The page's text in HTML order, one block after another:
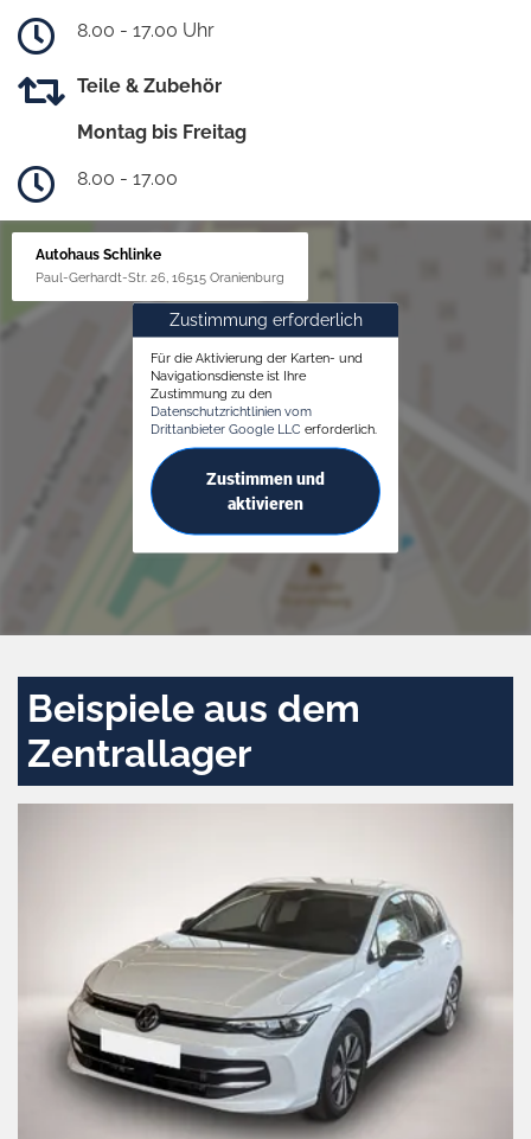
8.00 - 17.00 Uhr
Teile & Zubehör
Montag bis Freitag
8.00 - 17.00
Autohaus Schlinke
Paul-Gerhardt-Str. 26, 16515 Oranienburg
Zustimmung erforderlich
Für die Aktivierung der Karten- und
Navigationsdienste ist Ihre
Zustimmung zu den
Datenschutzrichtlinien vom
Drittanbieter Google LLC erforderlich.
Zustimmen und
aktivieren
Beispiele aus dem
Zentrallager